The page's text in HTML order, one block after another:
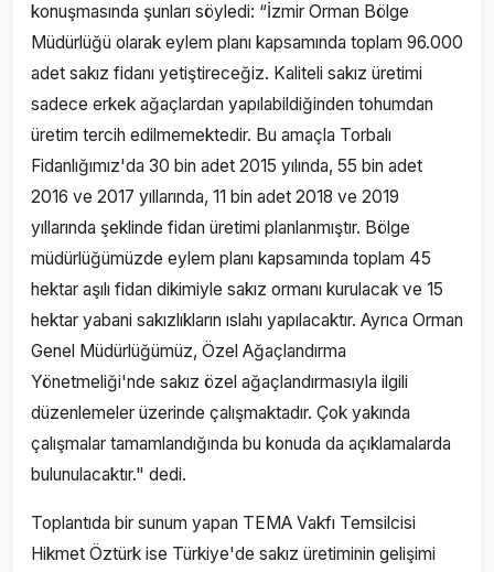
konuşmasında şunları söyledi: “İzmir Orman Bölge
Müdürlüğü olarak eylem planı kapsamında toplam 96.000
adet sakız fidanı yetiştireceğiz. Kaliteli sakız üretimi
sadece erkek ağaçlardan yapılabildiğinden tohumdan
üretim tercih edilmemektedir. Bu amaçla Torbalı
Fidanlığımız'da 30 bin adet 2015 yılında, 55 bin adet
2016 ve 2017 yıllarında, 11 bin adet 2018 ve 2019
yıllarında şeklinde fidan üretimi planlanmıştır. Bölge
müdürlüğümüzde eylem planı kapsamında toplam 45
hektar aşılı fidan dikimiyle sakız ormanı kurulacak ve 15
hektar yabani sakızlıkların ıslahı yapılacaktır. Ayrıca Orman
Genel Müdürlüğümüz, Özel Ağaçlandırma
Yönetmeliği'nde sakız özel ağaçlandırmasıyla ilgili
düzenlemeler üzerinde çalışmaktadır. Çok yakında
çalışmalar tamamlandığında bu konuda da açıklamalarda
bulunulacaktır." dedi.
Toplantıda bir sunum yapan TEMA Vakfı Temsilcisi
Hikmet Öztürk ise Türkiye'de sakız üretiminin gelişimi